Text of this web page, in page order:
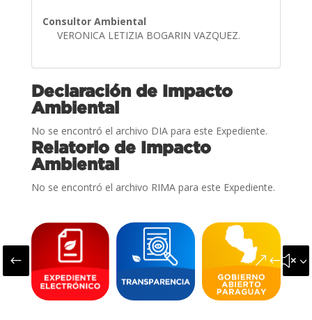
Consultor Ambiental
VERONICA LETIZIA BOGARIN VAZQUEZ.
Declaración de Impacto
Ambiental
No se encontró el archivo DIA para este Expediente.
Relatorio de Impacto
Ambiental
No se encontró el archivo RIMA para este Expediente.
#